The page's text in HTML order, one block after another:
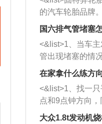
的汽车轮胎品牌
牌，但是中高低
也是为了更好的
国六排气管堵塞
<&list>1、当车
管出现堵塞的情
者是细棍，直接
堵塞情况比较严
施。 <&list>2、
杂物推到排气管
三元催化器拆解
在家拿什么练方
<&list>1、找一
点和9点钟方向
方向做一个标记
大众1.8t发动机